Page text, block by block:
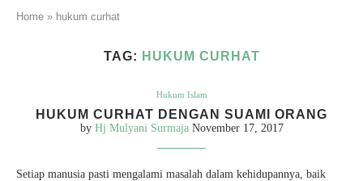
Home » hukum curhat
TAG: HUKUM CURHAT
Hukum Islam
HUKUM CURHAT DENGAN SUAMI ORANG
by Hj Mulyani Surmaja November 17, 2017
Setiap manusia pasti mengalami masalah dalam kehidupannya, baik